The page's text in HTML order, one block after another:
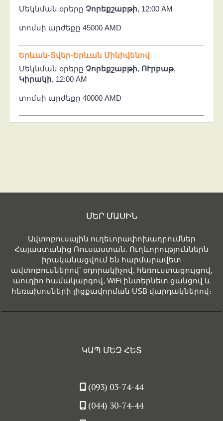
Մեկնման օրերը Չորեքշաբթի, 12:00 AM
տոմսի արժեքը 45000 AMD
Երևան-Տվեր-Երևան Մինիվենով
Մեկնման օրերը Չորեքշաբթի, ՈՒրբաթ,
Կիրակի, 12:00 AM
տոմսի արժեքը 40000 AMD
ՄԵՐ ՄԱՍԻՆ
Ավտոբուսային ուղեւորափոխադրումներ
Հայաստանից Ռուսաստան. Ուղևորություններն
իրականացվում են հարմարավետ
ավտոբուսներով՝ օդորակիչով, հեռուստացույցով,
աուդիո համակարգով, WiFi ինտերնետ ցանցով և
հեռախոսների լիցքավորման USB վարդակներով։
ԿԱՊ ՄԵԶ ՀԵՏ
(093) 03-74-44
(044) 30-74-44